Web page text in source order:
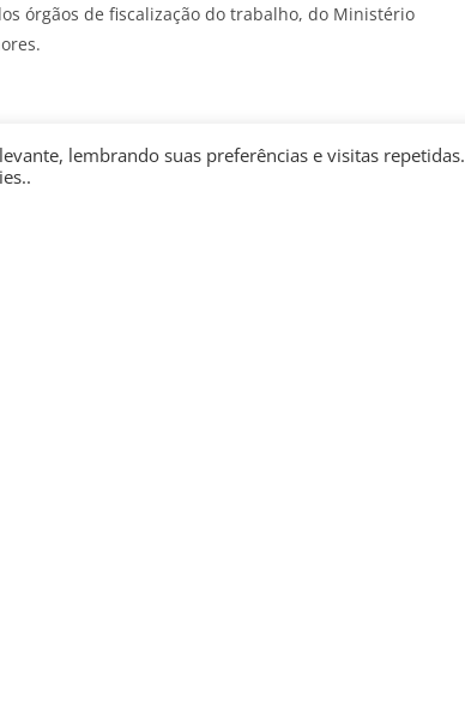
órgãos de fiscalização do trabalho, do Ministério
A versão anterior previa dois tipos distintos de
para publicidade.
lembrando suas preferências e visitas repetidas.